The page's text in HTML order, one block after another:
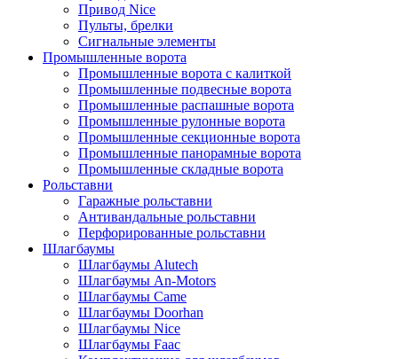
Привод Nice
Пульты, брелки
Сигнальные элементы
Промышленные ворота
Промышленные ворота с калиткой
Промышленные подвесные ворота
Промышленные распашные ворота
Промышленные рулонные ворота
Промышленные секционные ворота
Промышленные панорамные ворота
Промышленные складные ворота
Рольставни
Гаражные рольставни
Антивандальные рольставни
Перфорированные рольставни
Шлагбаумы
Шлагбаумы Alutech
Шлагбаумы An-Motors
Шлагбаумы Came
Шлагбаумы Doorhan
Шлагбаумы Nice
Шлагбаумы Faac